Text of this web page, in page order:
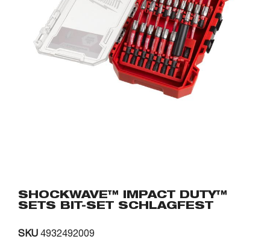
SHOCKWAVE™ IMPACT DUTY™
SETS BIT-SET SCHLAGFEST
SKU 4932492009